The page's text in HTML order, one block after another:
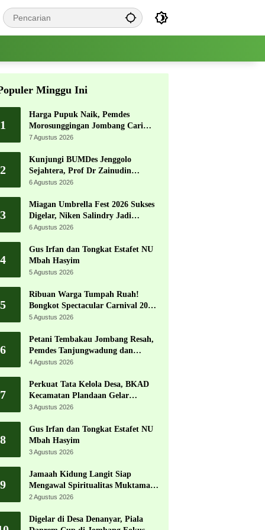
Minggu Ini
1
Harga Pupuk Naik, Pemdes
Morosunggingan Jombang Cari
Solusi Lewat Kajian Akademik
7 Agustus 2026
2
Kunjungi BUMDes Jenggolo
Sejahtera, Prof Dr Zainudin
Maliki: Kita Wujudkan
Potensi Desa
6 Agustus 2026
3
Miagan Umbrella Fest 2026 Sukses
Digelar, Niken Salindry Jadi
Magnet Ribuan Pengunjung
6 Agustus 2026
4
Gus Irfan dan Tongkat Estafet NU
Mbah Hasyim
5 Agustus 2026
5
Ribuan Warga Tumpah Ruah!
Bongkot Spectacular Carnival 2026
Jadi Pesta Kemerdekaan Terbesar
5 Agustus 2026
6
Petani Tembakau Jombang Resah,
Pemdes Tanjungwadung dan
Disperta Bergerak Cepat
4 Agustus 2026
7
Perkuat Tata Kelola Desa, BKAD
Kecamatan Plandaan Gelar
Pelatihan Aparatur Pemdes
3 Agustus 2026
8
Gus Irfan dan Tongkat Estafet NU
Mbah Hasyim
3 Agustus 2026
9
Jamaah Kidung Langit Siap
Mengawal Spiritualitas Muktamar
NU
2 Agustus 2026
Digelar di Desa Denanyar, Piala